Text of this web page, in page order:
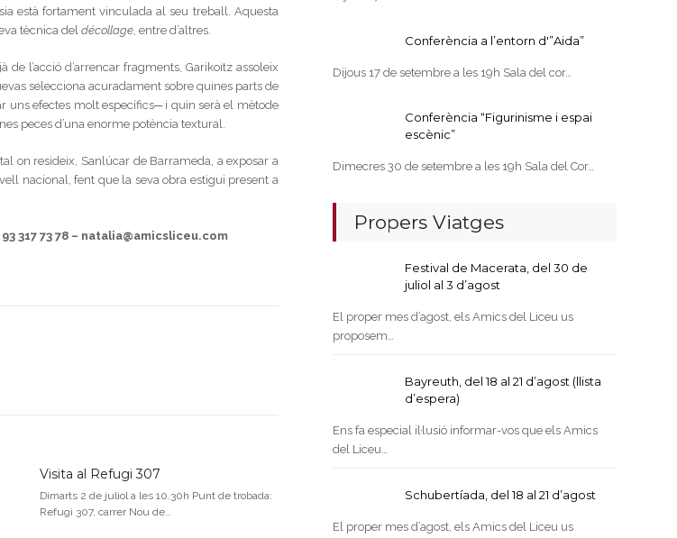
està fortament vinculada al seu treball. Aquesta
tècnica deldécollage, entre d’altres.
l’acció d’arrencar fragments, Garikoitz assoleix
selecciona acuradament sobre quines parts de
uns efectes molt específics─ i quin serà el mètode
peces d’una enorme potència textural.
on resideix, Sanlúcar de Barrameda, a exposar a
nacional, fent que la seva obra estigui present a
93 317 73 78 – natalia@amicsliceu.com
Visita al Refugi 307
Dimarts 2 de juliol a les 10.30h Punt de trobada:
Refugi 307, carrer Nou de…
Conferència a l’entorn d'”Aida”
Dijous 17 de setembre a les 19h Sala del cor…
Conferència “Figurinisme i espai
escènic”
Dimecres 30 de setembre a les 19h Sala del Cor…
Propers Viatges
Festival de Macerata, del 30 de
juliol al 3 d’agost
El proper mes d’agost, els Amics del Liceu us
proposem…
Bayreuth, del 18 al 21 d’agost (llista
d’espera)
Ens fa especial il·lusió informar-vos que els Amics
del Liceu…
Schubertíada, del 18 al 21 d’agost
El proper mes d’agost, els Amics del Liceu us